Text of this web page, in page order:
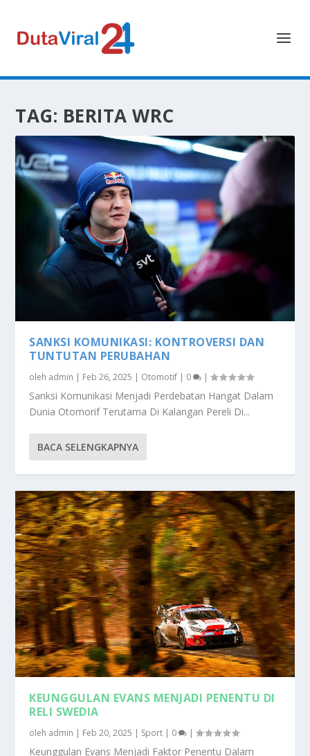
TAG: BERITA WRC
SANKSI KOMUNIKASI: KONTROVERSI DAN
TUNTUTAN PERUBAHAN
oleh admin | Feb 26, 2025 | Otomotif | 0 |
Sanksi Komunikasi Menjadi Perdebatan Hangat Dalam
Dunia Otomorif Terutama Di Kalangan Pereli Di...
BACA SELENGKAPNYA
KEUNGGULAN EVANS MENJADI PENENTU DI
RELI SWEDIA
oleh admin | Feb 20, 2025 | Sport | 0 |
Keunggulan Evans Menjadi Faktor Penentu Dalam